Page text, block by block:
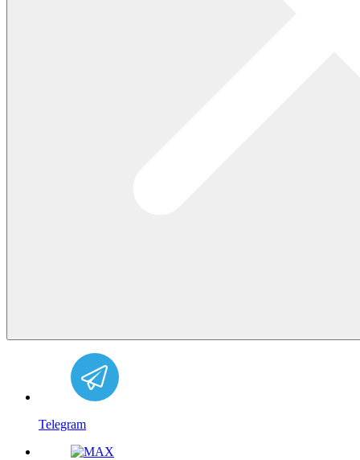
Telegram